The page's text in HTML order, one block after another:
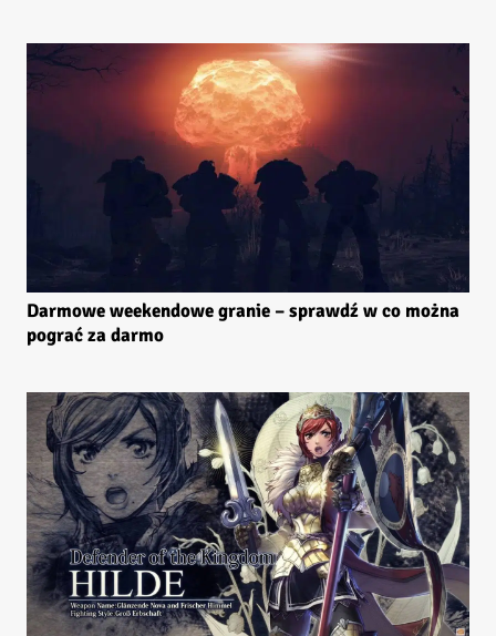
Darmowe weekendowe granie – sprawdź w co można
pograć za darmo